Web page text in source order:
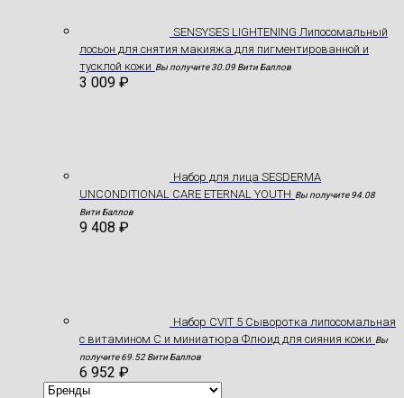
SENSYSES LIGHTENING Липосомальный
лосьон для снятия макияжа для пигментированной и
тусклой кожи Вы получите 30.09 Вити Баллов
3 009 ₽
Hабор для лица SESDERMA
UNCONDITIONAL CARE ETERNAL YOUTH Вы получите 94.08
Вити Баллов
9 408 ₽
Набор CVIT 5 Сыворотка липосомальная
с витамином С и миниатюра Флюид для сияния кожи Вы
получите 69.52 Вити Баллов
6 952 ₽